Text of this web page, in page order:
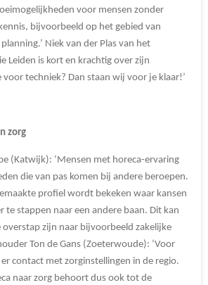
voor mensen zonder
bijvoorbeeld op het gebied van
Niek van der Plas van het
Leiden is kort en krachtig over zijn
voor techniek? Dan staan wij voor je klaar!’
zorg
(Katwijk): ‘Mensen met horeca-ervaring
die van pas komen bij andere beroepen.
profiel wordt bekeken waar kansen
te stappen naar een andere baan. Dit kan
overstap zijn naar bijvoorbeeld zakelijke
Ton de Gans (Zoeterwoude): ‘Voor
contact met zorginstellingen in de regio.
naar zorg behoort dus ook tot de